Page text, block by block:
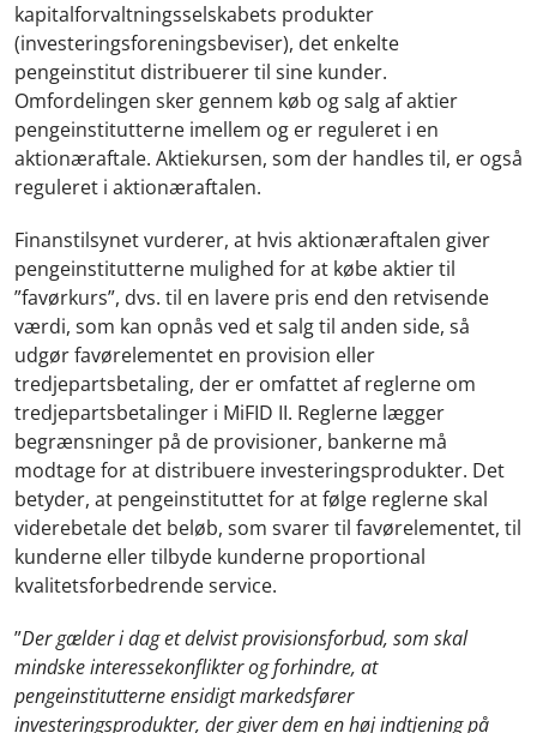
kapitalforvaltningsselskabets produkter
(investeringsforeningsbeviser), det enkelte
pengeinstitut distribuerer til sine kunder.
Omfordelingen sker gennem køb og salg af aktier
pengeinstitutterne imellem og er reguleret i en
aktionæraftale. Aktiekursen, som der handles til, er også
reguleret i aktionæraftalen.
Finanstilsynet vurderer, at hvis aktionæraftalen giver
pengeinstitutterne mulighed for at købe aktier til
”favørkurs”, dvs. til en lavere pris end den retvisende
værdi, som kan opnås ved et salg til anden side, så
udgør favørelementet en provision eller
tredjepartsbetaling, der er omfattet af reglerne om
tredjepartsbetalinger i MiFID II. Reglerne lægger
begrænsninger på de provisioner, bankerne må
modtage for at distribuere investeringsprodukter. Det
betyder, at pengeinstituttet for at følge reglerne skal
viderebetale det beløb, som svarer til favørelementet, til
kunderne eller tilbyde kunderne proportional
kvalitetsforbedrende service.
”Der gælder i dag et delvist provisionsforbud, som skal
mindske interessekonflikter og forhindre, at
pengeinstitutterne ensidigt markedsfører
investeringsprodukter, der giver dem en høj indtjening på